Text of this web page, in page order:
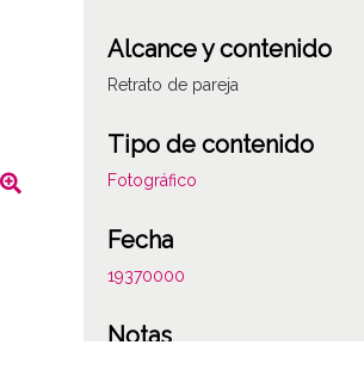
Alcance y contenido
Retrato de pareja
Tipo de contenido
Fotográfico
Fecha
19370000
Notas